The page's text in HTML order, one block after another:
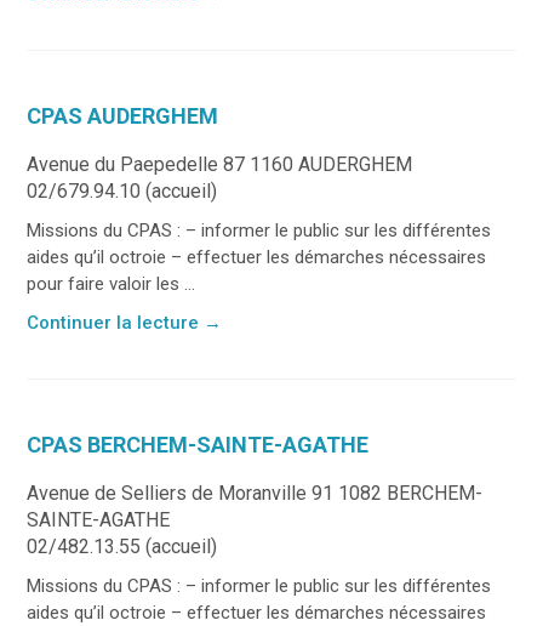
CPAS AUDERGHEM
Avenue du Paepedelle 87 1160 AUDERGHEM
02/679.94.10 (accueil)
Missions du CPAS : – informer le public sur les différentes
aides qu’il octroie – effectuer les démarches nécessaires
pour faire valoir les ...
Continuer la lecture →
CPAS BERCHEM-SAINTE-AGATHE
Avenue de Selliers de Moranville 91 1082 BERCHEM-
SAINTE-AGATHE
02/482.13.55 (accueil)
Missions du CPAS : – informer le public sur les différentes
aides qu’il octroie – effectuer les démarches nécessaires